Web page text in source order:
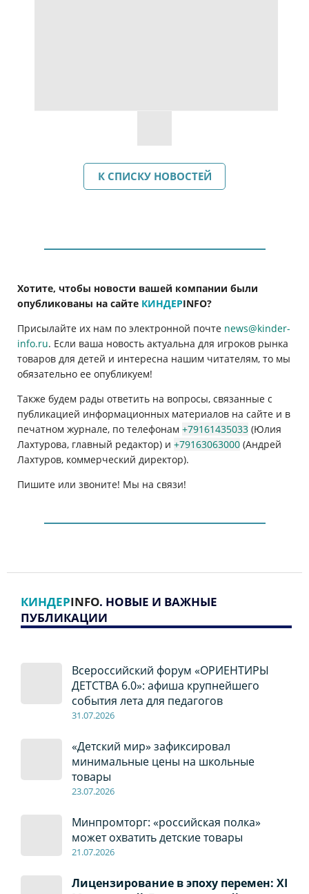
К СПИСКУ НОВОСТЕЙ
Хотите, чтобы новости вашей компании были
опубликованы на сайте КИНДЕРINFO?
Присылайте их нам по электронной почте news@kinder-
info.ru. Если ваша новость актуальна для игроков рынка
товаров для детей и интересна нашим читателям, то мы
обязательно ее опубликуем!
Также будем рады ответить на вопросы, связанные с
публикацией информационных материалов на сайте и в
печатном журнале, по телефонам +79161435033 (Юлия
Лахтурова, главный редактор) и +79163063000 (Андрей
Лахтуров, коммерческий директор).
Пишите или звоните! Мы на связи!
КИНДЕРINFO. НОВЫЕ И ВАЖНЫЕ
ПУБЛИКАЦИИ
Всероссийский форум «ОРИЕНТИРЫ
ДЕТСТВА 6.0»: афиша крупнейшего
события лета для педагогов
31.07.2026
«Детский мир» зафиксировал
минимальные цены на школьные
товары
23.07.2026
Минпромторг: «российская полка»
может охватить детские товары
21.07.2026
Лицензирование в эпоху перемен: XI